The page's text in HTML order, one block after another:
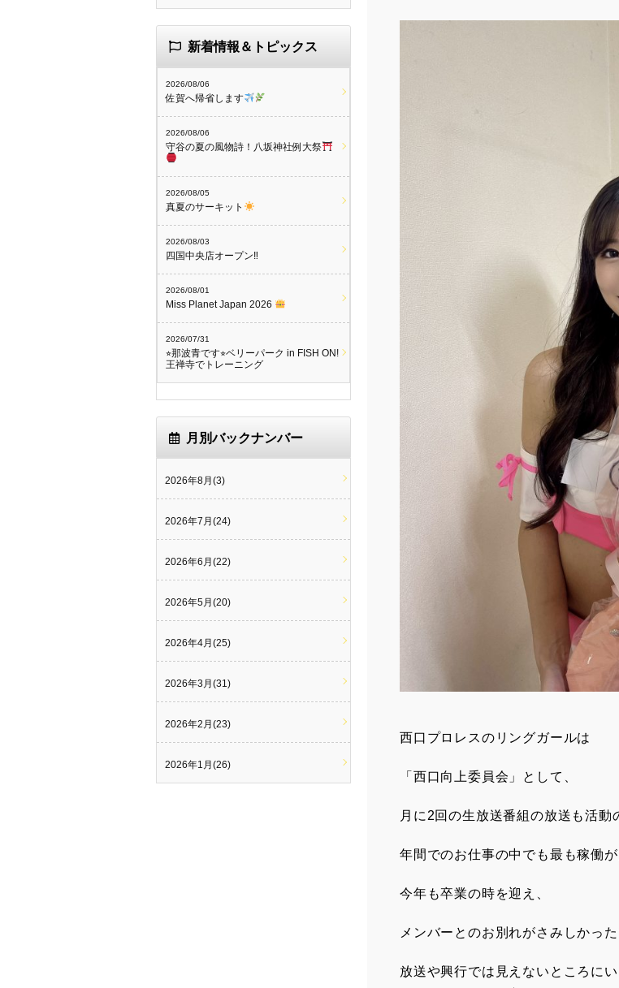
西口プロレスのリングガールは
「西口向上委員会」として、
月に2回の生放送番組の放送も活動
年間でのお仕事の中でも最も稼働
今年も卒業の時を迎え、
メンバーとのお別れがさみしかっ
放送や興行では見えないところにい
新着情報＆トピックス
2026/08/06
佐賀へ帰省します
2026/08/06
守谷の夏の風物詩！八坂神社例大祭
2026/08/05
真夏のサーキット
2026/08/03
四国中央店オープン‼︎
2026/08/01
Miss Planet Japan 2026
2026/07/31
⭐︎那波青です⭐︎ベリーパーク in FISH ON!
王禅寺でトレーニング
月別バックナンバー
2026年8月(3)
2026年7月(24)
2026年6月(22)
2026年5月(20)
2026年4月(25)
2026年3月(31)
2026年2月(23)
2026年1月(26)